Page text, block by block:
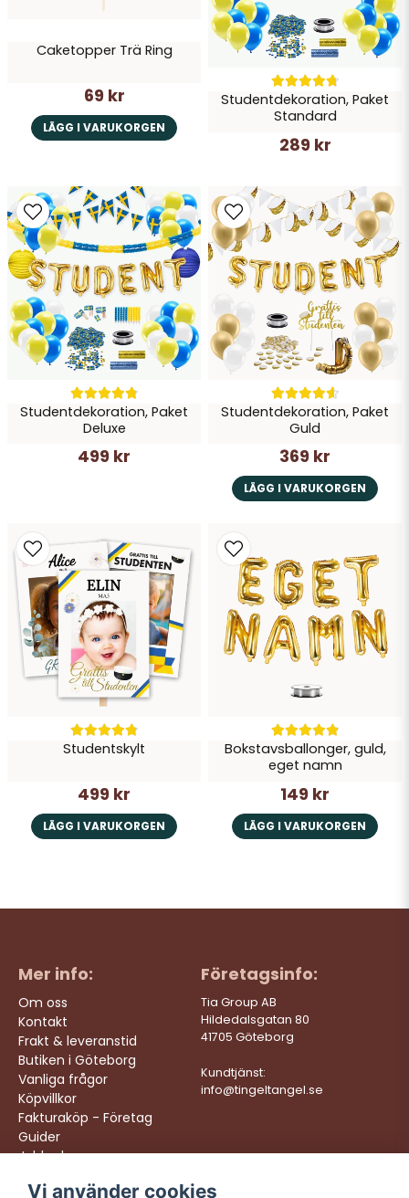
Skicka fråga
Caketopper Trä Ring
69 kr
LÄGG I VARUKORGEN
Studentdekoration, Paket
Standard
289 kr
Studentdekoration, Paket
Deluxe
499 kr
Studentdekoration, Paket
Guld
369 kr
LÄGG I VARUKORGEN
Studentskylt
499 kr
LÄGG I VARUKORGEN
Bokstavsballonger, guld,
eget namn
149 kr
LÄGG I VARUKORGEN
Mer info:
Om oss
Kontakt
Frakt & leveranstid
Butiken i Göteborg
Vanliga frågor
Köpvillkor
Fakturaköp - Företag
Guider
Jobba hos oss
Företagsinfo:
Tia Group AB
Hildedalsgatan 80
41705 Göteborg
Kundtjänst:
info@tingeltangel.se
Följ oss: Vi levererar:
Vi använder cookies